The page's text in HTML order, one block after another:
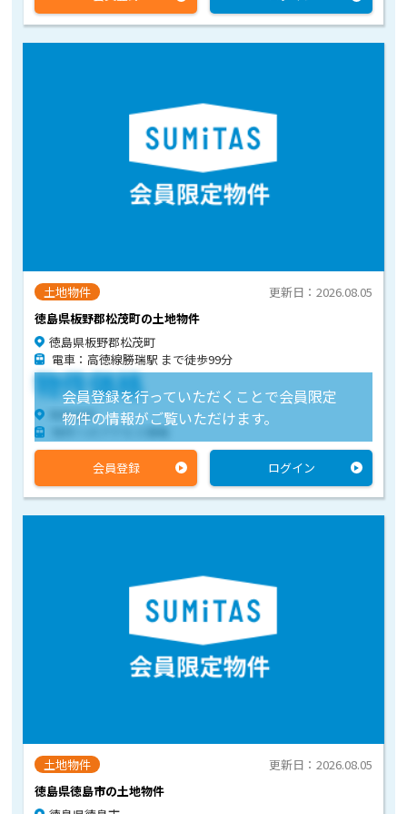
土地物件
徳島県板野郡松茂町の土地物件
更新日：2026.08.05
徳島県板野郡松茂町
電車：高徳線勝瑞駅 まで徒歩99分
会員登録を行っていただくことで会員限定
物件の情報がご覧いただけます。
物件価格
物件住所
物件へのアクセス情報
会員登録 ログイン
土地物件
徳島県徳島市の土地物件
更新日：2026.08.05